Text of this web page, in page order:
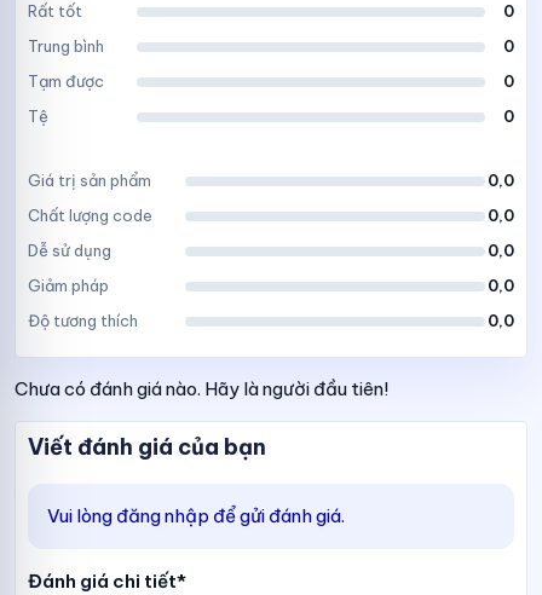
Rất tốt
0
Trung bình
0
Tạm được
0
Tệ
0
Giá trị sản phẩm
0,0
Chất lượng code
0,0
Dễ sử dụng
0,0
Giảm pháp
0,0
Độ tương thích
0,0
Chưa có đánh giá nào. Hãy là người đầu tiên!
Viết đánh giá của bạn
Vui lòng đăng nhập để gửi đánh giá.
Đánh giá chi tiết*